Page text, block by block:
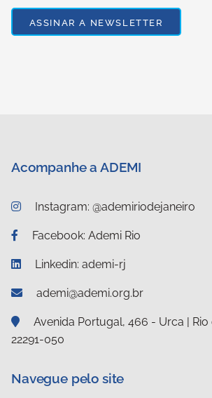
Acompanhe a ADEMI
Instagram: @ademiriodejaneiro
Facebook: Ademi Rio
Linkedin: ademi-rj
ademi@ademi.org.br
Avenida Portugal, 466 - Urca | Rio
22291-050
Navegue pelo site